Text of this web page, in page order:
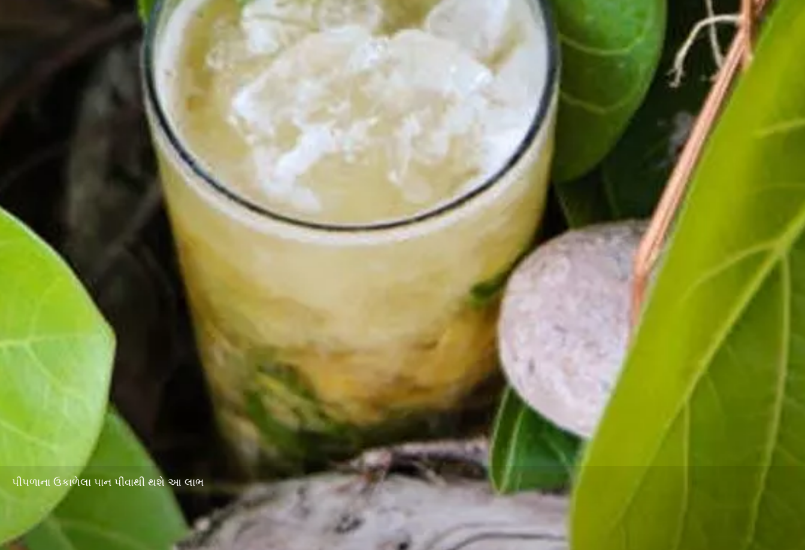
પીપળાના ઉકાળેલા પાન પીવાથી થશે આ લાભ